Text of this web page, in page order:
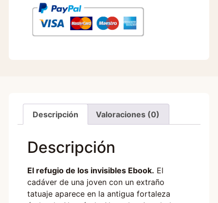
Descripción Valoraciones (0)
Descripción
El refugio de los invisibles Ebook. El
cadáver de una joven con un extraño
tatuaje aparece en la antigua fortaleza